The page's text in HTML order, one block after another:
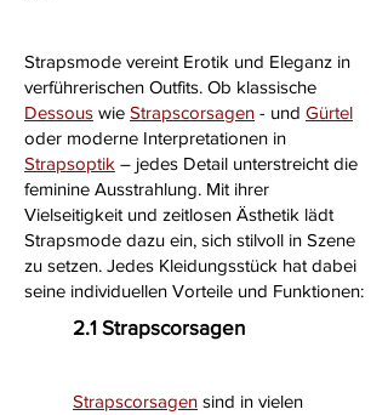
Strapsmode vereint Erotik und Eleganz in
verführerischen Outfits. Ob klassische
Dessous wie Strapscorsagen - und Gürtel
oder moderne Interpretationen in
Strapsoptik – jedes Detail unterstreicht die
feminine Ausstrahlung. Mit ihrer
Vielseitigkeit und zeitlosen Ästhetik lädt
Strapsmode dazu ein, sich stilvoll in Szene
zu setzen. Jedes Kleidungsstück hat dabei
seine individuellen Vorteile und Funktionen:
2.1 Strapscorsagen
Strapscorsagen sind in vielen